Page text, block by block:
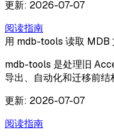
更新: 2026-07-07
阅读指南
用 mdb-tools 读取 MDB
mdb-tools 是处理旧
导出、自动化和迁移前结
更新: 2026-07-07
阅读指南